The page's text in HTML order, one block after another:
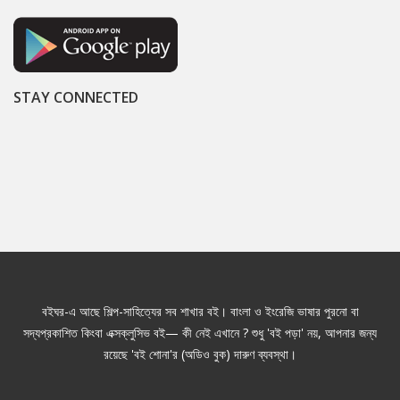
STAY CONNECTED
বইঘর-এ আছে শিল্প-সাহিত্যের সব শাখার বই। বাংলা ও ইংরেজি ভাষার পুরনো বা
সদ্যপ্রকাশিত কিংবা এক্সক্লুসিভ বই— কী নেই এখানে ? শুধু 'বই পড়া' নয়, আপনার জন্য
রয়েছে 'বই শোনা'র (অডিও বুক) দারুণ ব্যবস্থা।